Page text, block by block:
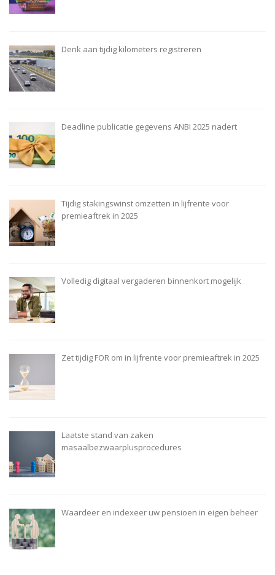
Denk aan tijdig kilometers registreren
Deadline publicatie gegevens ANBI 2025 nadert
Tijdig stakingswinst omzetten in lijfrente voor
premieaftrek in 2025
Volledig digitaal vergaderen binnenkort mogelijk
Zet tijdig FOR om in lijfrente voor premieaftrek in 2025
Laatste stand van zaken
masaalbezwaarplusprocedures
Waardeer en indexeer uw pensioen in eigen beheer